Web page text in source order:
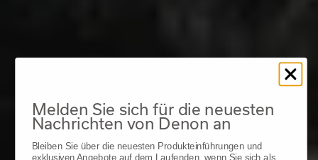
Melden Sie sich für die neuesten
Nachrichten von Denon an
Bleiben Sie über die neuesten Produkteinführungen und
exklusiven Angebote auf dem Laufenden, wenn Sie sich als